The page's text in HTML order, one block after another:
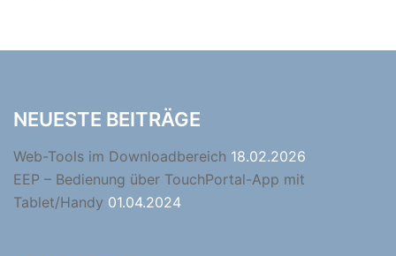
NEUESTE BEITRÄGE
Web-Tools im Downloadbereich 18.02.2026
EEP – Bedienung über TouchPortal-App mit
Tablet/Handy 01.04.2024